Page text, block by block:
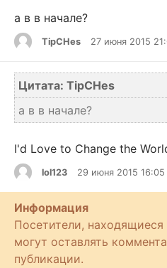
а в в начале?
TipCHes 27 июня 2015
Цитата: TipCHes
а в в начале?
I'd Love to Change the
lol123 29 июня 2015 16:05
Информация
Посетители, находящиеся
могут оставлять
публикации.